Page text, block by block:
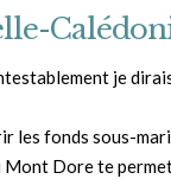
je
les fonds sous-
Mont Dore te